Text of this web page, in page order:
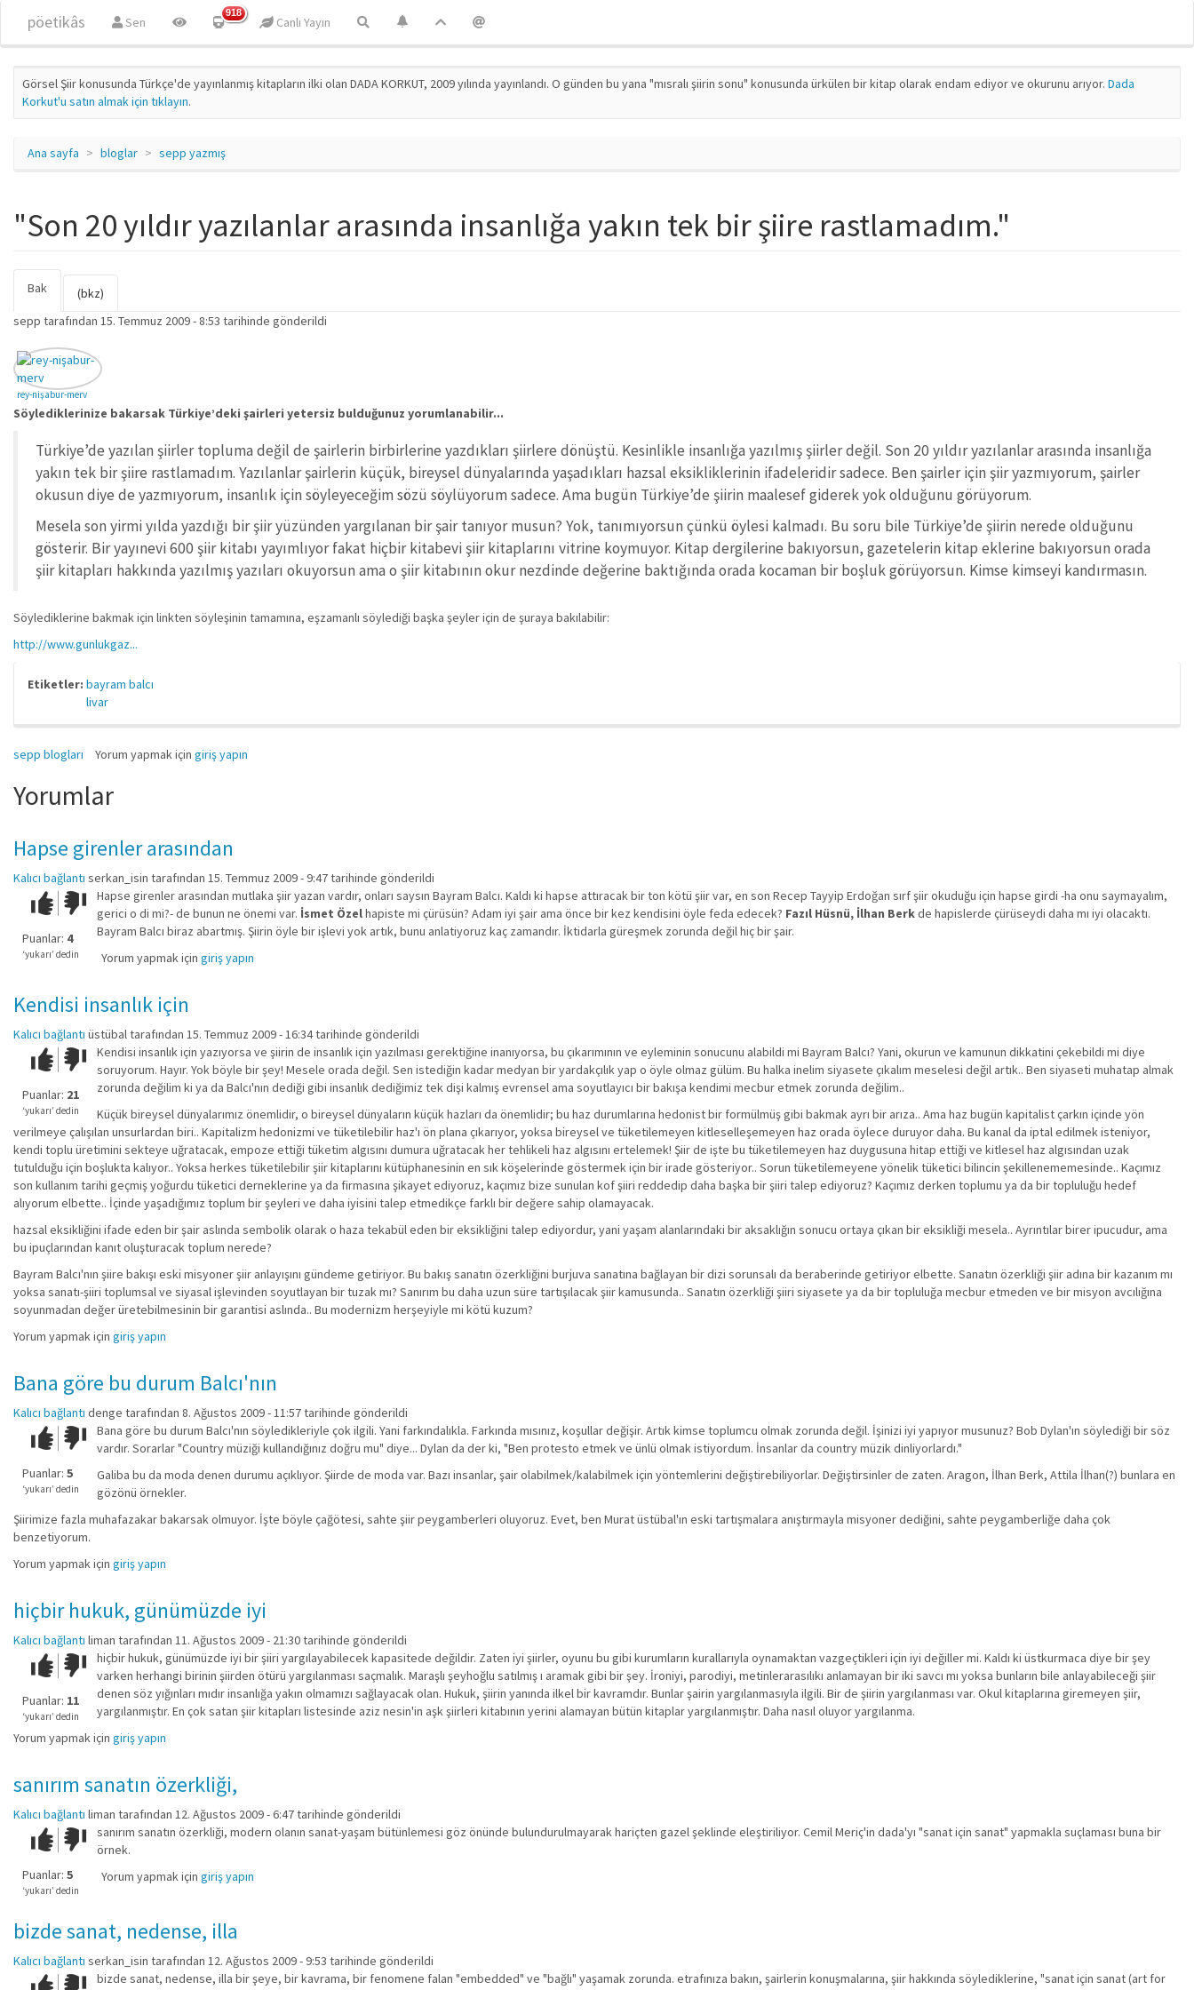
pöetikâs Sen
918
Canlı Yayın
Görsel Şiir konusunda Türkçe'de yayınlanmış kitapların ilki olan DADA KORKUT, 2009 yılında yayınlandı. O günden bu yana "mısralı şiirin sonu" konusunda ürkülen bir kitap olarak endam ediyor ve okurunu arıyor. Dada
Korkut'u satın almak için tıklayın.
Ana sayfa bloglar sepp yazmış
"Son 20 yıldır yazılanlar arasında insanlığa yakın tek bir şiire rastlamadım."
Birincil sekmeler
Bak
sekme)
(bkz)
sepp tarafından 15. Temmuz 2009 - 8:53 tarihinde gönderildi
rey-nişabur-merv
Söylediklerinize bakarsak Türkiye’deki şairleri yetersiz bulduğunuz yorumlanabilir...
Türkiye’de yazılan şiirler topluma değil de şairlerin birbirlerine yazdıkları şiirlere dönüştü. Kesinlikle insanlığa yazılmış şiirler değil. Son 20 yıldır yazılanlar arasında insanlığa
yakın tek bir şiire rastlamadım. Yazılanlar şairlerin küçük, bireysel dünyalarında yaşadıkları hazsal eksikliklerinin ifadeleridir sadece. Ben şairler için şiir yazmıyorum, şairler
okusun diye de yazmıyorum, insanlık için söyleyeceğim sözü söylüyorum sadece. Ama bugün Türkiye’de şiirin maalesef giderek yok olduğunu görüyorum.
Mesela son yirmi yılda yazdığı bir şiir yüzünden yargılanan bir şair tanıyor musun? Yok, tanımıyorsun çünkü öylesi kalmadı. Bu soru bile Türkiye’de şiirin nerede olduğunu
gösterir. Bir yayınevi 600 şiir kitabı yayımlıyor fakat hiçbir kitabevi şiir kitaplarını vitrine koymuyor. Kitap dergilerine bakıyorsun, gazetelerin kitap eklerine bakıyorsun orada
şiir kitapları hakkında yazılmış yazıları okuyorsun ama o şiir kitabının okur nezdinde değerine baktığında orada kocaman bir boşluk görüyorsun. Kimse kimseyi kandırmasın.
Söylediklerine bakmak için linkten söyleşinin tamamına, eşzamanlı söylediği başka şeyler için de şuraya bakılabilir:
http://www.gunlukgaz...
Etiketler: bayram balcı
livar
sepp blogları Yorum yapmak için giriş yapın
Yorumlar
Hapse girenler arasından
Kalıcı bağlantı serkan_isin tarafından 15. Temmuz 2009 - 9:47 tarihinde gönderildi
Çok iyi!O
kadar
iyi
değil!
Puanlar: 4
‘yukarı’ dedin
Hapse girenler arasından mutlaka şiir yazan vardır, onları saysın Bayram Balcı. Kaldı ki hapse attıracak bir ton kötü şiir var, en son Recep Tayyip Erdoğan sırf şiir okuduğu için hapse girdi -ha onu saymayalım,
gerici o di mi?- de bunun ne önemi var. İsmet Özelhapiste mi çürüsün? Adam iyi şair ama önce bir kez kendisini öyle feda edecek? Fazıl Hüsnü, İlhan Berkde hapislerde çürüseydi daha mı iyi olacaktı.
Bayram Balcı biraz abartmış. Şiirin öyle bir işlevi yok artık, bunu anlatiyoruz kaç zamandır. İktidarla güreşmek zorunda değil hiç bir şair.
Yorum yapmak için giriş yapın
Kendisi insanlık için
Kalıcı bağlantı üstübaltarafından 15. Temmuz 2009 - 16:34 tarihinde gönderildi
Çok iyi!O
kadar
iyi
değil!
Puanlar: 21
‘yukarı’ dedin
Kendisi insanlık için yazıyorsa ve şiirin de insanlık için yazılması gerektiğine inanıyorsa, bu çıkarımının ve eyleminin sonucunu alabildi mi Bayram Balcı? Yani, okurun ve kamunun dikkatini çekebildi mi diye
soruyorum. Hayır. Yok böyle bir şey! Mesele orada değil. Sen istediğin kadar medyan bir yardakçılık yap o öyle olmaz gülüm. Bu halka inelim siyasete çıkalım meselesi değil artık.. Ben siyaseti muhatap almak
zorunda değilim ki ya da Balcı'nın dediği gibi insanlık dediğimiz tek dişi kalmış evrensel ama soyutlayıcı bir bakışa kendimi mecbur etmek zorunda değilim..
Küçük bireysel dünyalarımız önemlidir, o bireysel dünyaların küçük hazları da önemlidir; bu haz durumlarına hedonist bir formülmüş gibi bakmak ayrı bir arıza.. Ama haz bugün kapitalist çarkın içinde yön
verilmeye çalışılan unsurlardan biri.. Kapitalizm hedonizmi ve tüketilebilir haz'ı ön plana çıkarıyor, yoksa bireysel ve tüketilemeyen kitleselleşemeyen haz orada öylece duruyor daha. Bu kanal da iptal edilmek isteniyor,
kendi toplu üretimini sekteye uğratacak, empoze ettiği tüketim algısını dumura uğratacak her tehlikeli haz algısını ertelemek! Şiir de işte bu tüketilemeyen haz duygusuna hitap ettiği ve kitlesel haz algısından uzak
tutulduğu için boşlukta kalıyor.. Yoksa herkes tüketilebilir şiir kitaplarını kütüphanesinin en sık köşelerinde göstermek için bir irade gösteriyor.. Sorun tüketilemeyene yönelik tüketici bilincin şekillenememesinde.. Kaçımız
son kullanım tarihi geçmiş yoğurdu tüketici derneklerine ya da firmasına şikayet ediyoruz, kaçımız bize sunulan kof şiiri reddedip daha başka bir şiiri talep ediyoruz? Kaçımız derken toplumu ya da bir topluluğu hedef
alıyorum elbette.. İçinde yaşadığımız toplum bir şeyleri ve daha iyisini talep etmedikçe farklı bir değere sahip olamayacak.
hazsal eksikliğini ifade eden bir şair aslında sembolik olarak o haza tekabül eden bir eksikliğini talep ediyordur, yani yaşam alanlarındaki bir aksaklığın sonucu ortaya çıkan bir eksikliği mesela.. Ayrıntılar birer ipucudur, ama
bu ipuçlarından kanıt oluşturacak toplum nerede?
Bayram Balcı'nın şiire bakışı eski misyoner şiir anlayışını gündeme getiriyor. Bu bakış sanatın özerkliğini burjuva sanatına bağlayan bir dizi sorunsalı da beraberinde getiriyor elbette. Sanatın özerkliği şiir adına bir kazanım mı
yoksa sanatı-şiiri toplumsal ve siyasal işlevinden soyutlayan bir tuzak mı? Sanırım bu daha uzun süre tartışılacak şiir kamusunda.. Sanatın özerkliği şiiri siyasete ya da bir topluluğa mecbur etmeden ve bir misyon avcılığına
soyunmadan değer üretebilmesinin bir garantisi aslında.. Bu modernizm herşeyiyle mi kötü kuzum?
Yorum yapmak için giriş yapın
Bana göre bu durum Balcı'nın
Kalıcı bağlantı denge tarafından 8. Ağustos 2009 - 11:57 tarihinde gönderildi
Çok iyi!O
kadar
iyi
değil!
Puanlar: 5
‘yukarı’ dedin
Bana göre bu durum Balcı'nın söyledikleriyle çok ilgili. Yani farkındalıkla. Farkında mısınız, koşullar değişir. Artık kimse toplumcu olmak zorunda değil. İşinizi iyi yapıyor musunuz? Bob Dylan'ın söylediği bir söz
vardır. Sorarlar "Country müziği kullandığınız doğru mu" diye... Dylan da der ki, "Ben protesto etmek ve ünlü olmak istiyordum. İnsanlar da country müzik dinliyorlardı."
Galiba bu da moda denen durumu açıklıyor. Şiirde de moda var. Bazı insanlar, şair olabilmek/kalabilmek için yöntemlerini değiştirebiliyorlar. Değiştirsinler de zaten. Aragon, İlhan Berk, Attila İlhan(?) bunlara en
gözönü örnekler.
Şiirimize fazla muhafazakar bakarsak olmuyor. İşte böyle çağötesi, sahte şiir peygamberleri oluyoruz. Evet, ben Murat üstübal'ın eski tartışmalara anıştırmayla misyoner dediğini, sahte peygamberliğe daha çok
benzetiyorum.
Yorum yapmak için giriş yapın
hiçbir hukuk, günümüzde iyi
Kalıcı bağlantı liman tarafından 11. Ağustos 2009 - 21:30 tarihinde gönderildi
Çok iyi!O
kadar
iyi
değil!
Puanlar: 11
‘yukarı’ dedin
hiçbir hukuk, günümüzde iyi bir şiiri yargılayabilecek kapasitede değildir. Zaten iyi şiirler, oyunu bu gibi kurumların kurallarıyla oynamaktan vazgeçtikleri için iyi değiller mi. Kaldı ki üstkurmaca diye bir şey
varken herhangi birinin şiirden ötürü yargılanması saçmalık. Maraşlı şeyhoğlu satılmış ı aramak gibi bir şey. İroniyi, parodiyi, metinlerarasılıkı anlamayan bir iki savcı mı yoksa bunların bile anlayabileceği şiir
denen söz yığınları mıdır insanlığa yakın olmamızı sağlayacak olan. Hukuk, şiirin yanında ilkel bir kavramdır. Bunlar şairin yargılanmasıyla ilgili. Bir de şiirin yargılanması var. Okul kitaplarına giremeyen şiir,
yargılanmıştır. En çok satan şiir kitapları listesinde aziz nesin'in aşk şiirleri kitabının yerini alamayan bütün kitaplar yargılanmıştır. Daha nasıl oluyor yargılanma.
Yorum yapmak için giriş yapın
sanırım sanatın özerkliği,
Kalıcı bağlantı liman tarafından 12. Ağustos 2009 - 6:47 tarihinde gönderildi
Çok iyi!O
kadar
iyi
değil!
Puanlar: 5
‘yukarı’ dedin
sanırım sanatın özerkliği, modern olanın sanat-yaşam bütünlemesi göz önünde bulundurulmayarak hariçten gazel şeklinde eleştiriliyor. Cemil Meriç'in dada'yı "sanat için sanat" yapmakla suçlaması buna bir
örnek.
Yorum yapmak için giriş yapın
bizde sanat, nedense, illa
Kalıcı bağlantı serkan_isin tarafından 12. Ağustos 2009 - 9:53 tarihinde gönderildi
Çok iyi!O
bizde sanat, nedense, illa bir şeye, bir kavrama, bir fenomene falan "embedded" ve "bağlı" yaşamak zorunda. etrafınıza bakın, şairlerin konuşmalarına, şiir hakkında söylediklerine, "sanat için sanat (art for